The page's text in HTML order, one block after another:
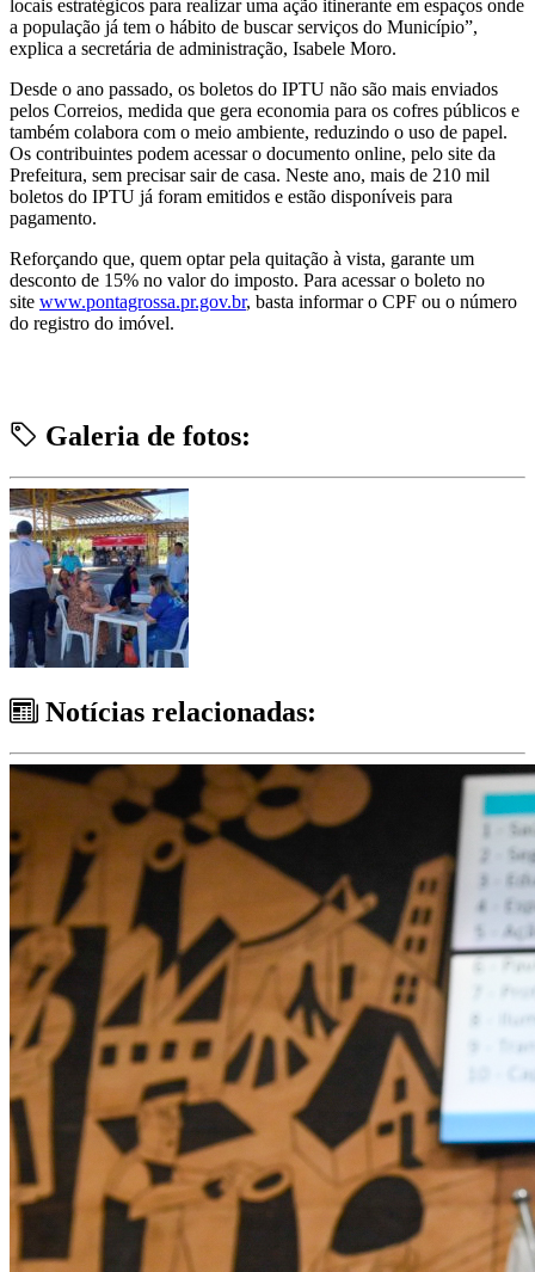
locais estratégicos para realizar uma ação itinerante em espaços onde
a população já tem o hábito de buscar serviços do Município”,
explica a secretária de administração, Isabele Moro.
Desde o ano passado, os boletos do IPTU não são mais enviados
pelos Correios, medida que gera economia para os cofres públicos e
também colabora com o meio ambiente, reduzindo o uso de papel.
Os contribuintes podem acessar o documento online, pelo site da
Prefeitura, sem precisar sair de casa. Neste ano, mais de 210 mil
boletos do IPTU já foram emitidos e estão disponíveis para
pagamento.
Reforçando que, quem optar pela quitação à vista, garante um
desconto de 15% no valor do imposto. Para acessar o boleto no
site www.pontagrossa.pr.gov.br, basta informar o CPF ou o número
do registro do imóvel.
Galeria de fotos:
Notícias relacionadas: